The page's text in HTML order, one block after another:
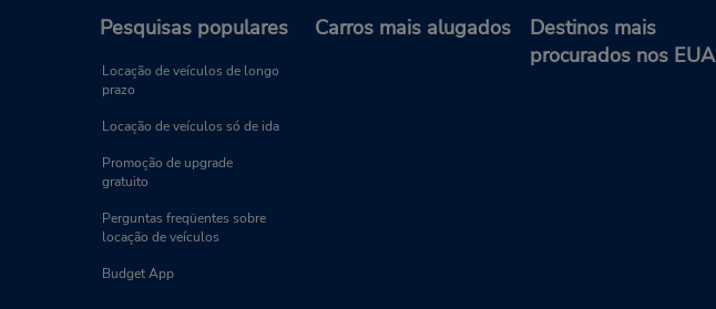
Pesquisas populares
Locação de veículos de longo
prazo
Locação de veículos só de ida
Promoção de upgrade
gratuito
Perguntas freqüentes sobre
locação de veículos
Budget App
Carros mais alugados
Destinos mais
procurados nos EUA